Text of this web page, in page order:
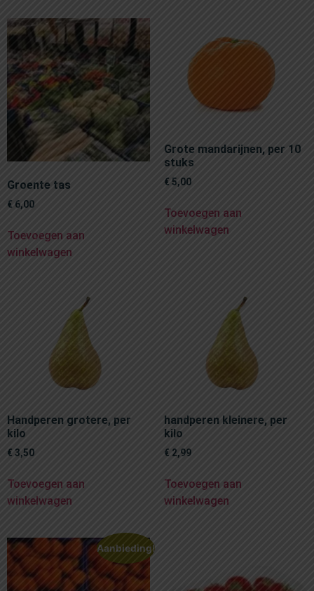
Groente tas
€ 6,00
Toevoegen aan
winkelwagen
Grote mandarijnen, per 10
stuks
€5,00
Toevoegen aan
winkelwagen
Handperen grotere, per
kilo
€ 3,50
Toevoegen aan
winkelwagen
handperen kleinere, per
kilo
€ 2,99
Toevoegen aan
winkelwagen
Aanbieding!